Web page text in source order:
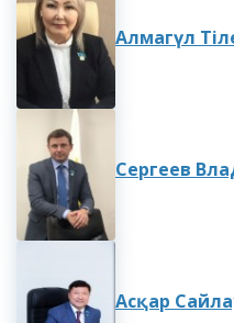
Алмагүл
Сергеев
Асқар